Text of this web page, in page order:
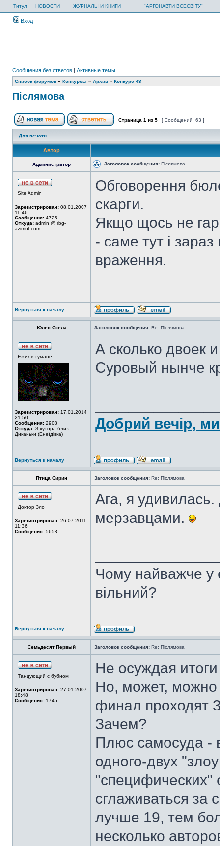
Титул НОВОСТИ ЖУРНАЛЫ И КНИГИ "АРГОНАВТИ ВСЕСВІТУ"
Вход
Сообщения без ответов | Активные темы
Список форумов » Конкурсы » Архив » Конкурс 48
Післямова
Страница 1 из 5 [ Сообщений: 63 ]
Для печати
Автор
Администратор Заголовок сообщения: Післямова
Site Admin
Зарегистрирован: 08.01.2007
11:46
Сообщения: 4725
Откуда: admin @ rbg-
azimut.com
Обговорення
скарги.
Якщо щось не
- саме тут і
враження.
Вернуться к началу
Юлес Скела Заголовок сообщения: Re: Післямова
Ёжик в тумане
Зарегистрирован: 17.01.2014
21:50
Сообщения: 2908
Откуда: З хутора близ
Диканьки (Енеїдівка)
А сколько двоек
Суровый нынче
Добрий вечір,
Вернуться к началу
Птица Сирин Заголовок сообщения: Re: Післямова
Доктор Зло
Зарегистрирован: 26.07.2011
11:36
Сообщения: 5658
Ага, я
мерзавцами.
Чому найважче у
вільний?
Вернуться к началу
Семьдесят Первый Заголовок сообщения: Re: Післямова
Танцующий с бубном
Зарегистрирован: 27.01.2007
18:48
Сообщения: 1745
Не осуждая
Но, может, можно
финал проходят
Зачем?
Плюс самосуда -
одного-двух
"специфических"
сглаживаться за
лучше 19, тем
несколько